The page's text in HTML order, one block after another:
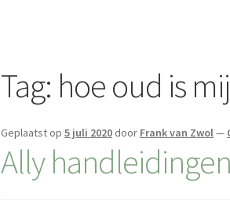
Tag: hoe oud is
Geplaatst op5 juli 2020 door Frank van Zwol—
Ally